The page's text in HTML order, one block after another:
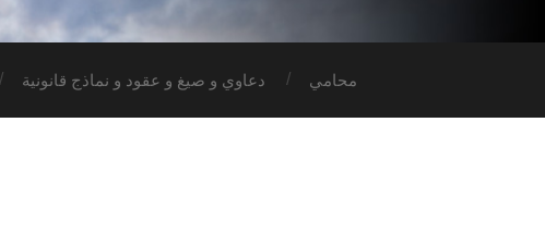
محامي دعاوي و صيغ و عقود و نماذج قانونية